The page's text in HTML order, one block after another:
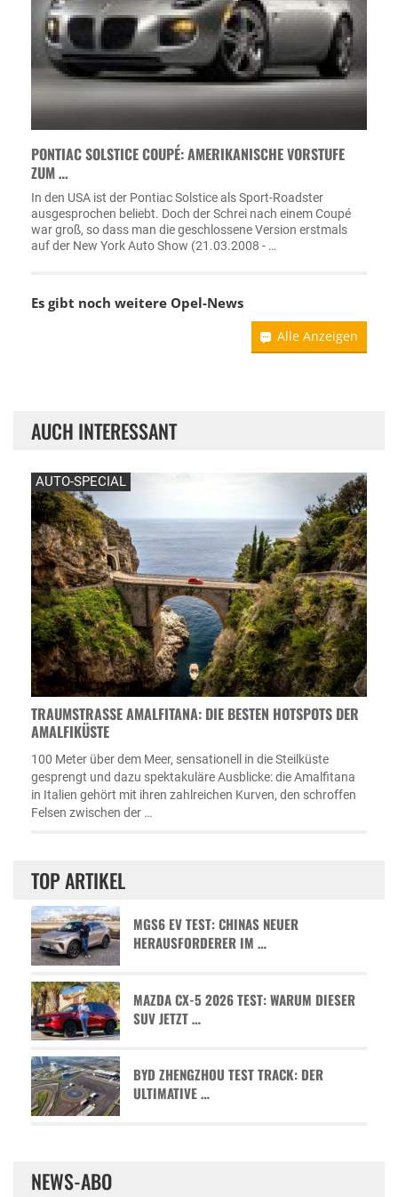
PONTIAC SOLSTICE COUPÉ: AMERIKANISCHE VORSTUFE
ZUM …
In den USA ist der Pontiac Solstice als Sport-Roadster
ausgesprochen beliebt. Doch der Schrei nach einem Coupé
war groß, so dass man die geschlossene Version erstmals
auf der New York Auto Show (21.03.2008 - …
Es gibt noch weitere Opel-News
Alle Anzeigen
AUCH INTERESSANT
AUTO-SPECIAL
TRAUMSTRASSE AMALFITANA: DIE BESTEN HOTSPOTS DER A
MALFIKÜSTE
100 Meter über dem Meer, sensationell in die Steilküste
gesprengt und dazu spektakuläre Ausblicke: die Amalfitana
in Italien gehört mit ihren zahlreichen Kurven, den schroffen
Felsen zwischen der …
TOP ARTIKEL
MGS6 EV TEST: CHINAS NEUER
HERAUSFORDERER IM …
MAZDA CX-5 2026 TEST: WARUM DIESER
SUV JETZT …
BYD ZHENGZHOU TEST TRACK: DER
ULTIMATIVE …
NEWS-ABO